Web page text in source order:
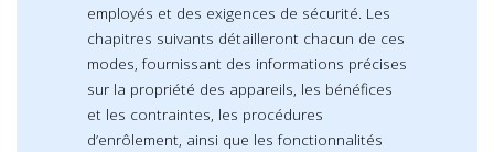
employés et des exigences de sécurité. Les
chapitres suivants détailleront chacun de ces
modes, fournissant des informations précises
sur la propriété des appareils, les bénéfices
et les contraintes, les procédures
d’enrôlement, ainsi que les fonctionnalités